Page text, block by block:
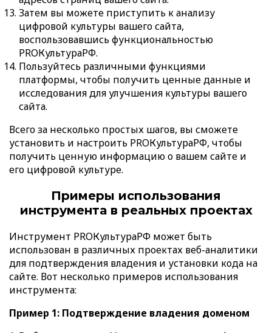
Затем вы можете приступить к анализу
цифровой культуры вашего сайта,
воспользовавшись функциональностью
PROКультураРФ.
Пользуйтесь различными функциями
платформы, чтобы получить ценные данные и
исследования для улучшения культуры вашего
сайта.
Всего за несколько простых шагов, вы сможете
установить и настроить PROКультураРФ, чтобы
получить ценную информацию о вашем сайте и
его цифровой культуре.
Примеры использования
инструмента в реальных проектах
Инструмент PROКультураРФ может быть
использован в различных проектах веб-аналитики
для подтверждения владения и установки кода на
сайте. Вот несколько примеров использования
инструмента:
Пример 1: Подтверждение владения доменом